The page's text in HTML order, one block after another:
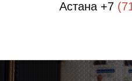
Астана +7